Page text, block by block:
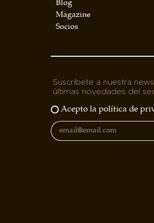
BOLSA DE TRABAJO
¡te imaginas vivir de tu pasión por el café?
Blog
Magazine
Socios
Suscríbete a nuestra
últimas novedades del
Acepto la política de